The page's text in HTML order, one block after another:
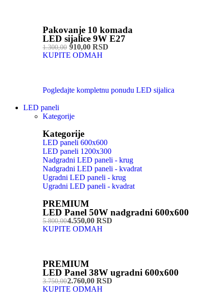
Pakovanje 10 komada
LED sijalice 9W E27
1.300,00910,00 RSD
KUPITE ODMAH
Pogledajte kompletnu ponudu LED sijalica
LED paneli
Kategorije
Kategorije
LED paneli 600x600
LED paneli 1200x300
Nadgradni LED paneli - krug
Nadgradni LED paneli - kvadrat
Ugradni LED paneli - krug
Ugradni LED paneli - kvadrat
PREMIUM
LED Panel 50W nadgradni 600x600
5.800,004.550,00 RSD
KUPITE ODMAH
PREMIUM
LED Panel 38W ugradni 600x600
3.750,002.760,00 RSD
KUPITE ODMAH